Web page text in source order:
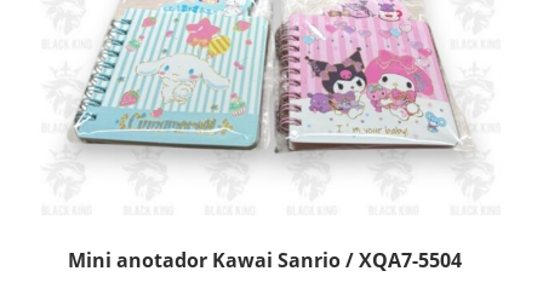
Mini anotador Kawai Sanrio / XQA7-5504